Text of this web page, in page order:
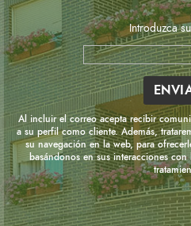
Introduzca
Al incluir el correo acepta recibir
a su perfil como cliente. Además,
su navegación en la web, para
basándonos en sus interacciones